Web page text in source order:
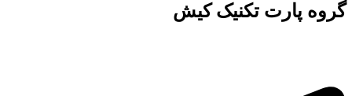
گروه پارت تکنیک کیش